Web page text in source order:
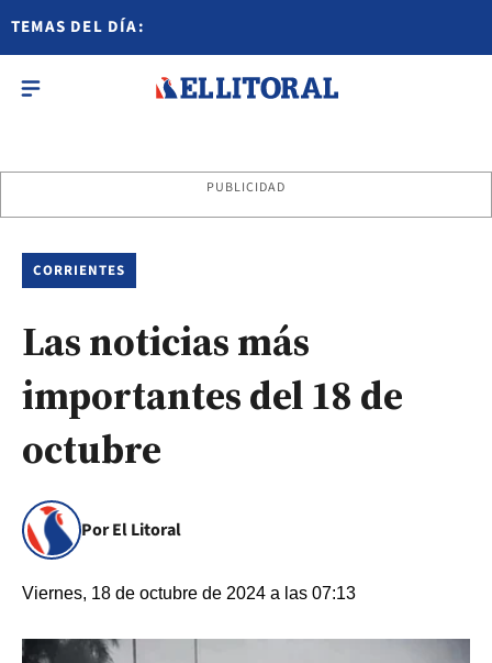
TEMAS DEL DÍA:
PUBLICIDAD
CORRIENTES
Las noticias más
importantes del 18 de
octubre
Por El Litoral
Viernes, 18 de octubre de 2024 a las 07:13